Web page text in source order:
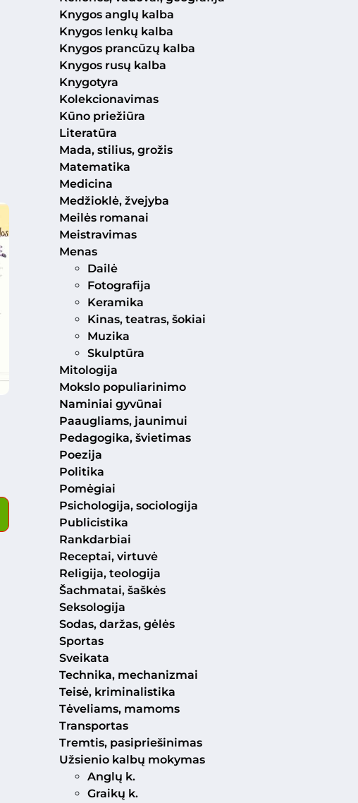
Knygos anglų kalba
Knygos lenkų kalba
Knygos prancūzų kalba
Knygos rusų kalba
Knygotyra
Kolekcionavimas
Kūno priežiūra
Literatūra
Mada, stilius, grožis
Matematika
Medicina
Medžioklė, žvejyba
Meilės romanai
Meistravimas
Menas
Dailė
Fotografija
Keramika
Kinas, teatras, šokiai
Muzika
Skulptūra
Mitologija
Mokslo populiarinimo
Naminiai gyvūnai
Paaugliams, jaunimui
Pedagogika, švietimas
Poezija
Politika
Pomėgiai
Psichologija, sociologija
Publicistika
Rankdarbiai
Receptai, virtuvė
Religija, teologija
Šachmatai, šaškės
Seksologija
Sodas, daržas, gėlės
Sportas
Sveikata
Technika, mechanizmai
Teisė, kriminalistika
Tėveliams, mamoms
Transportas
Tremtis, pasipriešinimas
Užsienio kalbų mokymas
Anglų k.
Graikų k.